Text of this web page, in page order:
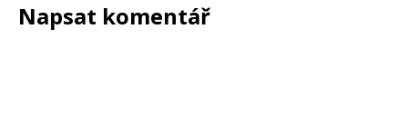
Napsat komentář